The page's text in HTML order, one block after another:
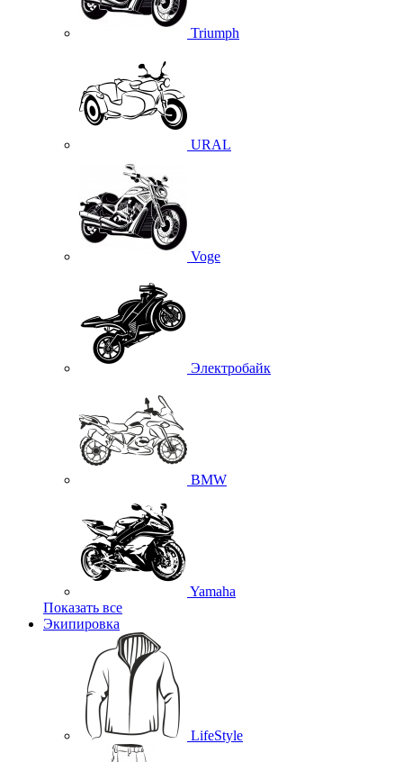
Triumph
URAL
Voge
Электробайк
BMW
Yamaha
Показать все
Экипировка
LifeStyle